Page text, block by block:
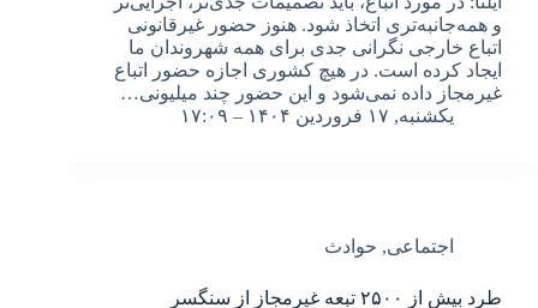
و همه‌جانبه‌تری اتخاذ شود. هنوز حضور غیرقانونی
اتباع خارجی نگرانی جدی برای همه شهروندان ما
ایجاد کرده است. در هیچ کشوری اجازه حضور اتباع
غیرمجاز داده نمی‌شود و این حضور چند میلیونی…
یکشنبه, ۱۷ فروردین ۱۴۰۴ – ۱۷:۰۹
اجتماعی, حوادث
طرد بیش از ۲۵۰۰ تبعه غیرمجاز از سنگسر